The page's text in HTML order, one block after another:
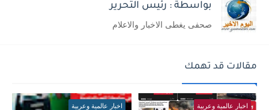
بواسطة : رئيس التحرير
صحفى يغطى الاخبار والاعلام
مقالات قد تهمك
اخبار عالمية وعربية اخبار عالمية وعربية